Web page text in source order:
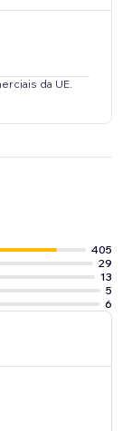
da UE.
405
29
13
5
6